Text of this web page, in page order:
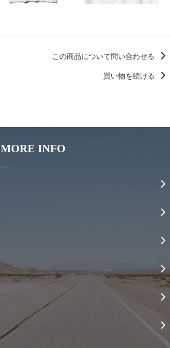
この商品について問い合わせる
買い物を続ける
MORE INFO